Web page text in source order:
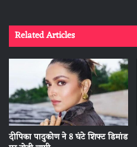
Related Articles
दीपिका पादुकोण ने 8 घंटे शिफ्ट डिमांड